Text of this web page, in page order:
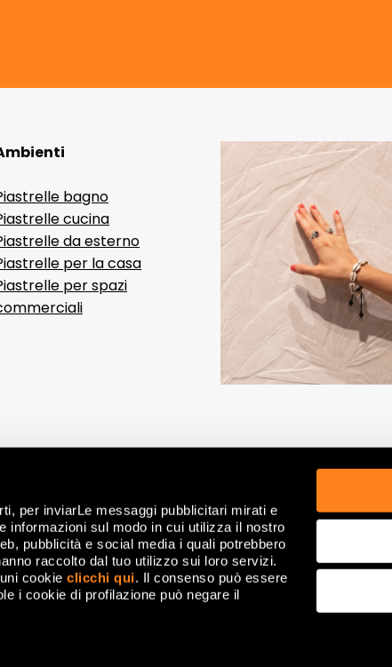
per inviarLe messaggi pubblicitari mirati e
informazioni sul modo in cui utilizza il nostro
pubblicità e social media i quali potrebbero
raccolto dal tuo utilizzo sui loro servizi.
cookieclicchi qui. Il consenso può essere
i cookie di profilazione può negare il
bagno
cucina
da esterno
per la casa
per spazi
ETICA & COMPLIANCE
DATI SOCIETARI
CONDIZIONI GENERALI DI VENDITA
CONTATTACI